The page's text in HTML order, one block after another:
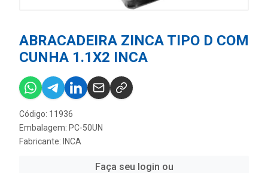
ABRACADEIRA ZINCA TIPO D COM
CUNHA 1.1X2 INCA
Código: 11936
Embalagem: PC-50UN
Fabricante: INCA
Faça seu login ou